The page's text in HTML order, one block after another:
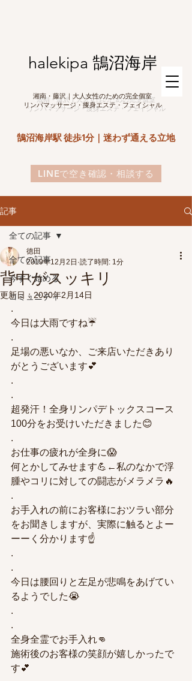
湘南・藤沢｜大人女性のための完全個室
リンパマッサージ・痩身エステ・フェイシャル
鵠沼海岸駅 徒歩1分｜迷わず通える立地
LINEで空き確認・相談する
halekipa 鵠沼海岸
記事
全ての記事
今すぐ始める
コミュニティ
全ての記事
背中がスッキリ
徳田
2019年12月2日 読了時間: 1分
更新日： 2020年2月14日
.
今日は大雨ですね☔
.
足場の悪いなか、ご来店いただきあり
がとうございます💕
.
.
超発汗！全身リンパデトックスコース
100分をお受けいただきました😊
.
お仕事の疲れが全身に😱
何とかしてみせます💪←私のなかで浮
腫やコリに対しての闘志がメラメラ🔥
.
お手入れの前にお客様におツラい部分
をお聞きしますが、実際に触るとよー
ーーく分かります☝️
.
.
今日は腰回りと左足が悲鳴をあげてい
るようでした😭
.
.
全身全霊でお手入れ👊
施術後のお客様の笑顔が嬉しかったで
す💕